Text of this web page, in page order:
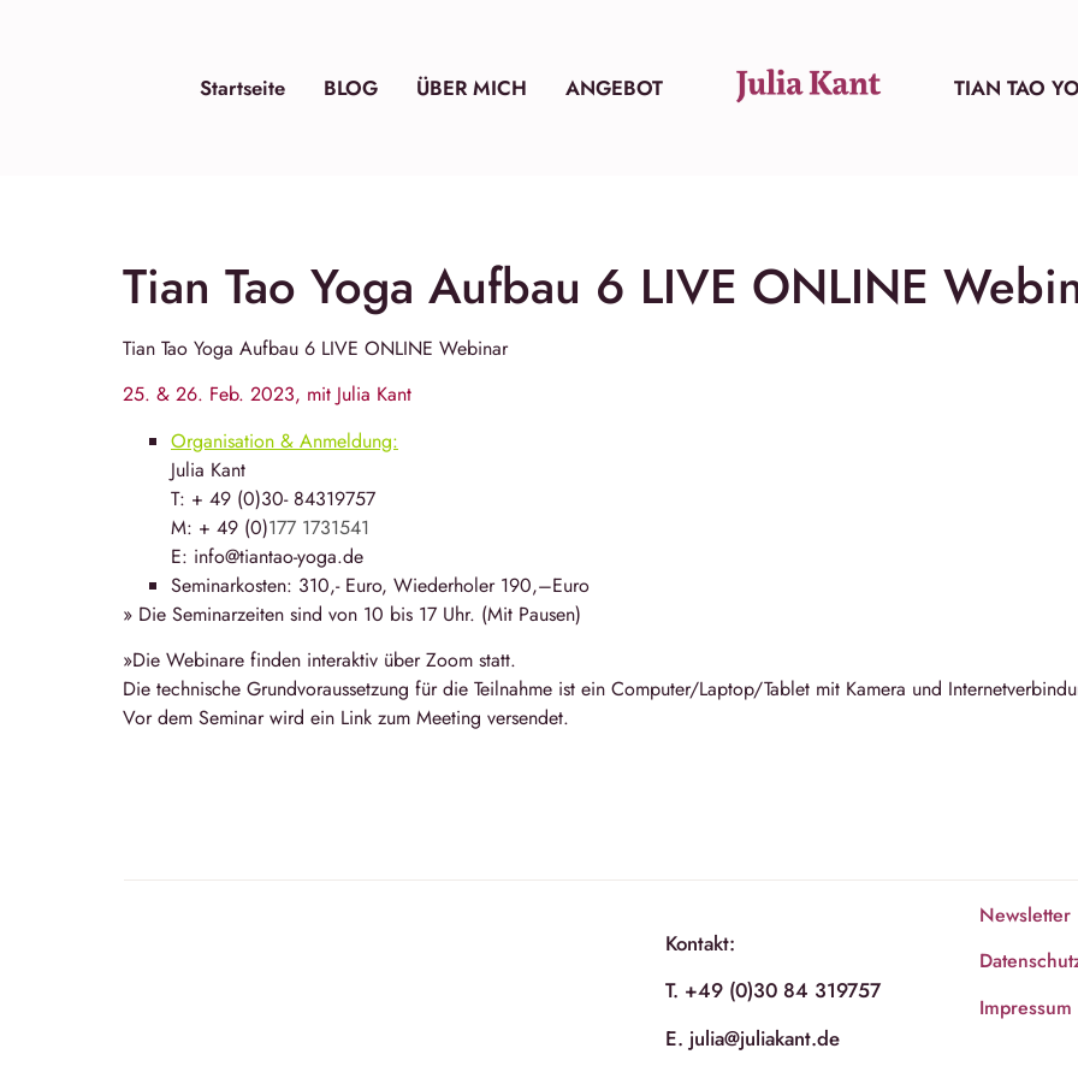
TIAN TAO
Startseite BLOG ÜBER MICH ANGEBOT
Tian Tao Yoga Aufbau 6 LIVE ONLINE
Tian Tao Yoga Aufbau 6 LIVE ONLINE Webinar
25. & 26. Feb. 2023, mit Julia Kant
Organisation & Anmeldung:
Julia Kant
T: + 49 (0)30- 84319757
M: + 49 (0)177 1731541
E: info@tiantao-yoga.de
Seminarkosten: 310,- Euro, Wiederholer 190,–Euro
» Die Seminarzeiten sind von 10 bis 17 Uhr. (Mit Pausen)
»Die Webinare finden interaktiv über Zoom statt.
Die technische Grundvoraussetzung für die Teilnahme ist ein Computer/Laptop/Tablet mit Kamera und
Vor dem Seminar wird ein Link zum Meeting versendet.
Kontakt:
T. +49 (0)30 84 319757
E. julia@juliakant.de
Newsletter
Impressum